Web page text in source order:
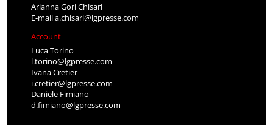
Arianna Gori Chisari
E-maila.chisari@lgpresse.com
Account
Luca Torino
l.torino@lgpresse.com
Ivana Cretier
i.cretier@lgpresse.com
Daniele Fimiano
d.fimiano@lgpresse.com